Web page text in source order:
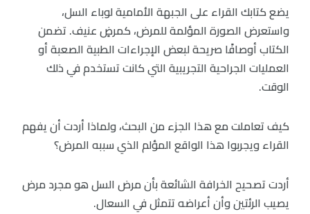
يضع كتابك القراء على الجبهة الأمامية لوباء السل،
واستعرض الصورة المؤلمة للمرض، كمرضٍ عنيف. تضمن
الكتاب أوصافًا صريحة لبعض الإجراءات الطبية الصعبة أو
العمليات الجراحية التجريبية التي كانت تستخدم في ذلك
الوقت.
كيف تعاملت مع هذا الجزء من البحث، ولماذا أردت أن يفهم
القراء ويجربوا هذا الواقع المؤلم الذي سببه المرض؟
أردت تصحيح الخرافة الشائعة بأن مرض السل هو مجرد مرض
يصيب الرئتين وأن أعراضه تتمثل في السعال.